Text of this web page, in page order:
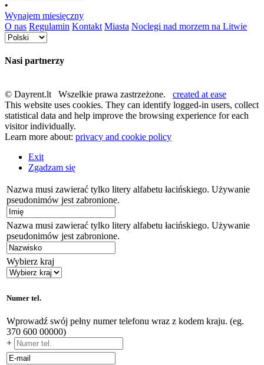
•
Wynajem miesięczny
O nas Regulamin Kontakt Miasta Noclegi nad morzem na Litwie
Nasi partnerzy
© Dayrent.lt Wszelkie prawa zastrzeżone. created at ease
This website uses cookies. They can identify logged-in users, collect
statistical data and help improve the browsing experience for each
visitor individually.
Learn more about: privacy and cookie policy
Exit
Zgadzam się
Nazwa musi zawierać tylko litery alfabetu łacińskiego. Używanie
pseudonimów jest zabronione.
Nazwa musi zawierać tylko litery alfabetu łacińskiego. Używanie
pseudonimów jest zabronione.
Wybierz kraj
Numer tel.
Wprowadź swój pełny numer telefonu wraz z kodem kraju. (eg.
370 600 00000)
+